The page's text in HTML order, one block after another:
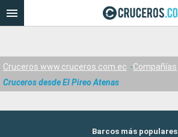
Cruceros www.cruceros.com.ec Compañías
Cruceros desde El Pireo Atenas
Barcos más populares